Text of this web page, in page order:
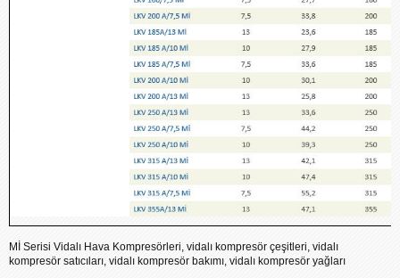
Mİ Serisi Vidalı Hava Kompresörleri, vidalı kompresör çeşitleri, vidalı
kompresör satıcıları, vidalı kompresör bakımı, vidalı kompresör yağları